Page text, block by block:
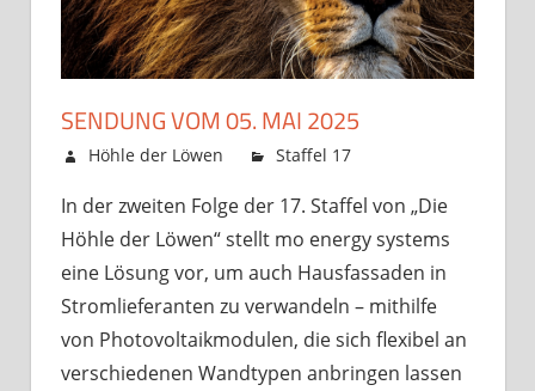
SENDUNG VOM 05. MAI 2025
3. Mai 2025
Höhle der Löwen Staffel 17
In der zweiten Folge der 17. Staffel von „Die
Höhle der Löwen“ stellt mo energy systems
eine Lösung vor, um auch Hausfassaden in
Stromlieferanten zu verwandeln – mithilfe
von Photovoltaikmodulen, die sich flexibel an
verschiedenen Wandtypen anbringen lassen